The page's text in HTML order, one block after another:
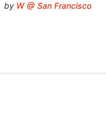
by W @ San Francisco